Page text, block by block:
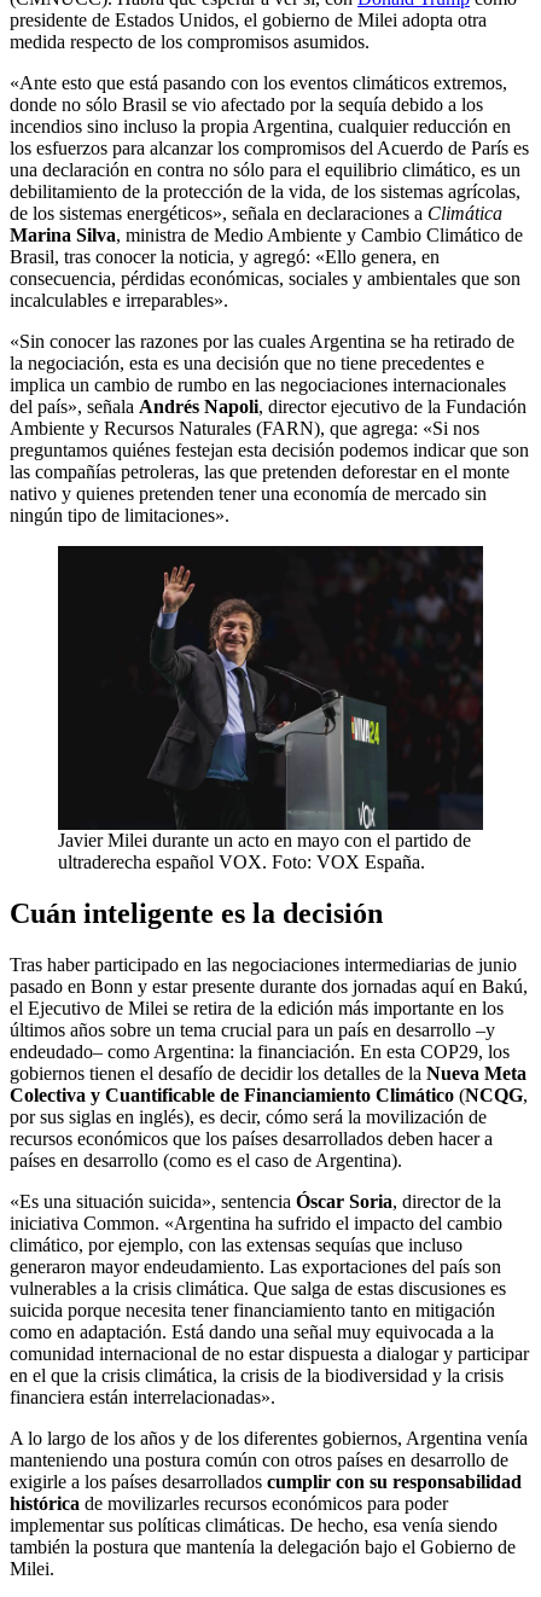
presidente de Estados Unidos, el gobierno de Milei adopta otra
medida respecto de los compromisos asumidos.
«Ante esto que está pasando con los eventos climáticos extremos,
donde no sólo Brasil se vio afectado por la sequía debido a los
incendios sino incluso la propia Argentina, cualquier reducción en
los esfuerzos para alcanzar los compromisos del Acuerdo de París es
una declaración en contra no sólo para el equilibrio climático, es un
debilitamiento de la protección de la vida, de los sistemas agrícolas,
de los sistemas energéticos», señala en declaraciones a Climática
Marina Silva, ministra de Medio Ambiente y Cambio Climático de
Brasil, tras conocer la noticia, y agregó: «Ello genera, en
consecuencia, pérdidas económicas, sociales y ambientales que son
incalculables e irreparables».
«Sin conocer las razones por las cuales Argentina se ha retirado de
la negociación, esta es una decisión que no tiene precedentes e
implica un cambio de rumbo en las negociaciones internacionales
del país», señala Andrés Napoli, director ejecutivo de la Fundación
Ambiente y Recursos Naturales (FARN), que agrega: «Si nos
preguntamos quiénes festejan esta decisión podemos indicar que son
las compañías petroleras, las que pretenden deforestar en el monte
nativo y quienes pretenden tener una economía de mercado sin
ningún tipo de limitaciones».
Javier Milei durante un acto en mayo con el partido de
ultraderecha español VOX. Foto: VOX España.
Cuán inteligente es la decisión
Tras haber participado en las negociaciones intermediarias de junio
pasado en Bonn y estar presente durante dos jornadas aquí en Bakú,
el Ejecutivo de Milei se retira de la edición más importante en los
últimos años sobre un tema crucial para un país en desarrollo –y
endeudado– como Argentina: la financiación. En esta COP29, los
gobiernos tienen el desafío de decidir los detalles de la Nueva Meta
Colectiva y Cuantificable de Financiamiento Climático (NCQG,
por sus siglas en inglés), es decir, cómo será la movilización de
recursos económicos que los países desarrollados deben hacer a
países en desarrollo (como es el caso de Argentina).
«Es una situación suicida», sentencia Óscar Soria, director de la
iniciativa Common. «Argentina ha sufrido el impacto del cambio
climático, por ejemplo, con las extensas sequías que incluso
generaron mayor endeudamiento. Las exportaciones del país son
vulnerables a la crisis climática. Que salga de estas discusiones es
suicida porque necesita tener financiamiento tanto en mitigación
como en adaptación. Está dando una señal muy equivocada a la
comunidad internacional de no estar dispuesta a dialogar y participar
en el que la crisis climática, la crisis de la biodiversidad y la crisis
financiera están interrelacionadas».
A lo largo de los años y de los diferentes gobiernos, Argentina venía
manteniendo una postura común con otros países en desarrollo de
exigirle a los países desarrollados cumplir con su responsabilidad
histórica de movilizarles recursos económicos para poder
implementar sus políticas climáticas. De hecho, esa venía siendo
también la postura que mantenía la delegación bajo el Gobierno de
Milei.